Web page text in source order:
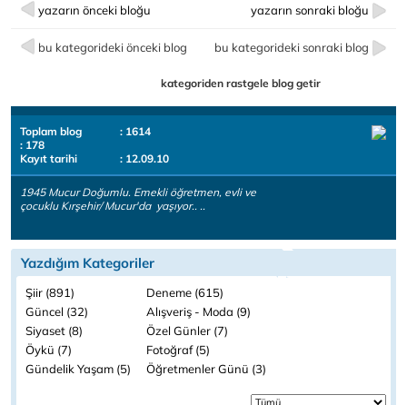
yazarın önceki bloğu yazarın sonraki bloğu
bu kategorideki önceki blog bu kategorideki sonraki blog
kategoriden rastgele blog getir
Toplam blog
: 1614
: 178
Kayıt tarihi
: 12.09.10
1945 Mucur Doğumlu. Emekli öğretmen, evli ve
çocuklu Kırşehir/ Mucur'da yaşıyor.. ..
Yazdığım Kategoriler
Şiir (891)
Deneme (615)
Güncel (32)
Alışveriş - Moda (9)
Siyaset (8)
Özel Günler (7)
Öykü (7)
Fotoğraf (5)
Gündelik Yaşam (5)
Öğretmenler Günü (3)